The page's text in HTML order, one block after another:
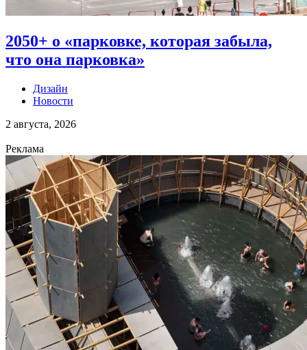
2050+ о «парковке, которая забыла,
что она парковка»
Дизайн
Новости
2 августа, 2026
Реклама